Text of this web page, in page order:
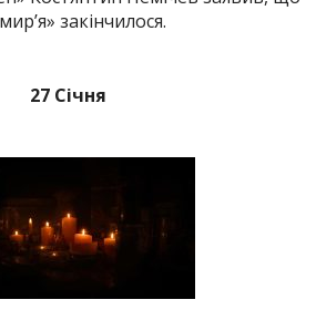
закінчилося.
27 Січня